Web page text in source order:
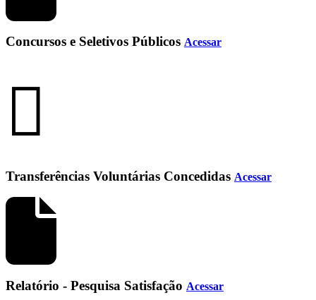
Concursos e Seletivos Públicos Acessar
Transferências Voluntárias Concedidas Acessar
Relatório - Pesquisa Satisfação Acessar